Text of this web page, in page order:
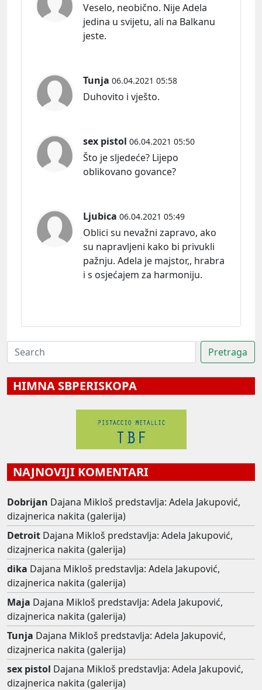
Veselo, neobično. Nije Adela
jedina u svijetu, ali na Balkanu
jeste.
Tunja 06.04.2021 05:58
Duhovito i vješto.
sex pistol 06.04.2021 05:50
Što je sljedeće? Lijepo
oblikovano govance?
Ljubica 06.04.2021 05:49
Oblici su nevažni zapravo, ako
su napravljeni kako bi privukli
pažnju. Adela je majstor,, hrabra
i s osjećajem za harmoniju.
HIMNA SBPERISKOPA
NAJNOVIJI KOMENTARI
Dobrijan Dajana Mikloš predstavlja: Adela Jakupović,
dizajnerica nakita (galerija)
Detroit Dajana Mikloš predstavlja: Adela Jakupović,
dizajnerica nakita (galerija)
dika Dajana Mikloš predstavlja: Adela Jakupović,
dizajnerica nakita (galerija)
Maja Dajana Mikloš predstavlja: Adela Jakupović,
dizajnerica nakita (galerija)
Tunja Dajana Mikloš predstavlja: Adela Jakupović,
dizajnerica nakita (galerija)
sex pistol Dajana Mikloš predstavlja: Adela Jakupović,
dizajnerica nakita (galerija)